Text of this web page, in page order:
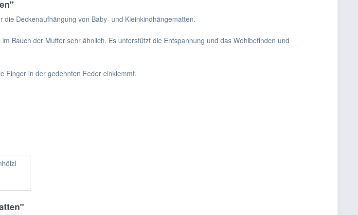
Deckenaufhängung von Baby- und Kleinkindhängematten.
Bauch der Mutter sehr ähnlich. Es unterstützt die Entspannung und das Wohlbefinden und
Finger in der gedehnten Feder einklemmt.